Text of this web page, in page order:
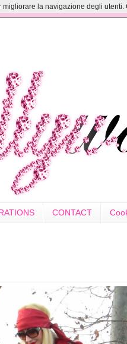
CONTACT
migliorare la navigazione degli